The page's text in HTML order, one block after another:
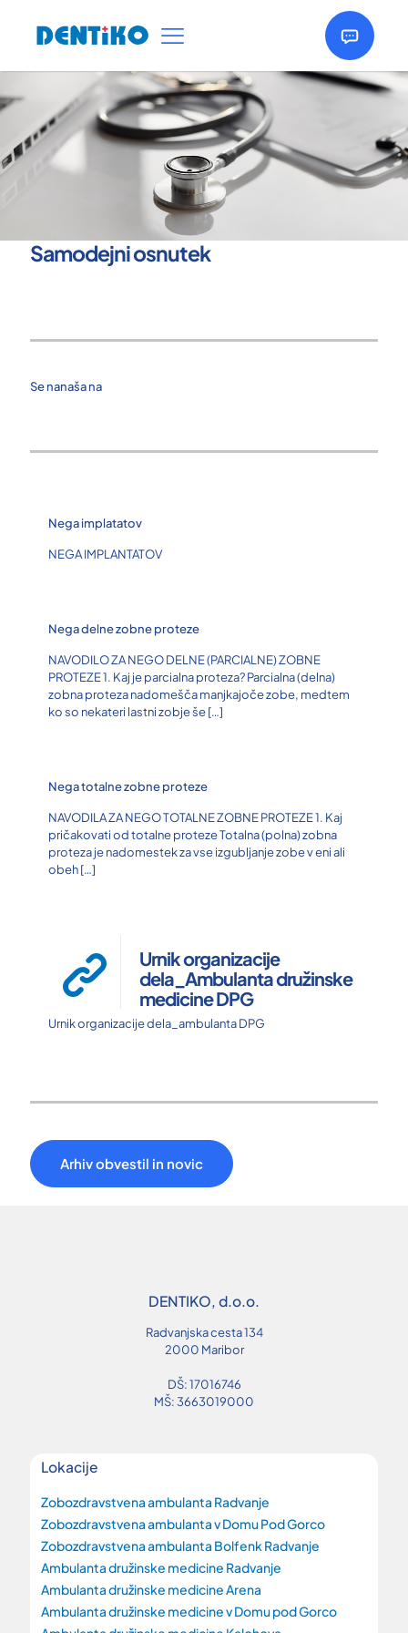
Samodejni osnutek
Se nanaša na
Nega implatatov
NEGA IMPLANTATOV
Nega delne zobne proteze
NAVODILO ZA NEGO DELNE (PARCIALNE) ZOBNE
PROTEZE 1. Kaj je parcialna proteza? Parcialna (delna)
zobna proteza nadomešča manjkajoče zobe, medtem
ko so nekateri lastni zobje še[…]
Nega totalne zobne proteze
NAVODILA ZA NEGO TOTALNE ZOBNE PROTEZE 1. Kaj
pričakovati od totalne proteze Totalna (polna) zobna
proteza je nadomestek za vse izgubljanje zobe v eni ali
obeh[…]
Urnik organizacije
dela_Ambulanta družinske
medicine DPG
Urnik organizacije dela_ambulanta DPG
Arhiv obvestil in novic
DENTIKO, d.o.o.
Radvanjska cesta 134
2000 Maribor
DŠ: 17016746
MŠ: 3663019000
Lokacije
Zobozdravstvena ambulanta Radvanje
Zobozdravstvena ambulanta v Domu Pod Gorco
Zobozdravstvena ambulanta Bolfenk Radvanje
Ambulanta družinske medicine Radvanje
Ambulanta družinske medicine Arena
Ambulanta družinske medicine v Domu pod Gorco